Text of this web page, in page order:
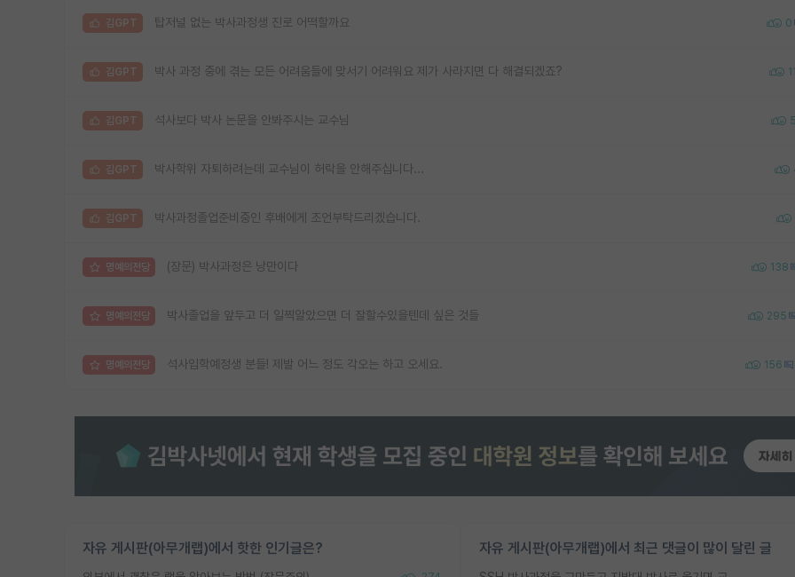
김GPT 탑저널 없는 박사과정생 진로 어떡할까요 0
김GPT 박사 과정 중에 겪는 모든 어려움들에 맞서기 어려워요 제가 사라지면 다 해결되겠죠?
김GPT 석사보다 박사 논문을 안봐주시는 교수님
김GPT 박사학위 자퇴하려는데 교수님이 허락을 안해주십니다...
김GPT 박사과정졸업준비중인 후배에게 조언부탁드리겠습니다.
명예의전당 (장문) 박사과정은 낭만이다 138
명예의전당 박사졸업을 앞두고 더 일찍알았으면 더 잘할수있을텐데 싶은 것들 295
명예의전당 석사입학예정생 분들! 제발 어느 정도 각오는 하고 오세요. 156
자유 게시판(아무개랩)에서 핫한 인기글은? 자유 게시판(아무개랩)에서 최근 댓글이 많이 달린 글